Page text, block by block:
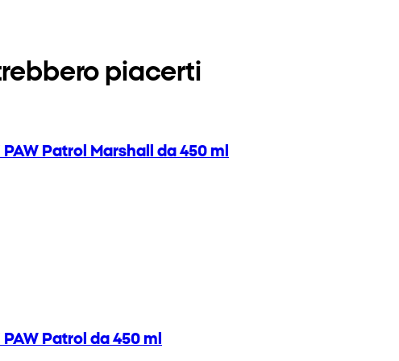
piacerti
Patrol Marshall da 450 ml
Patrol da 450 ml